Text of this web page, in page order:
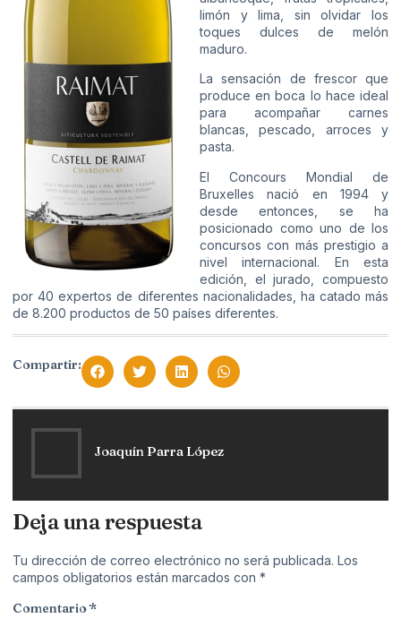
limón y lima, sin olvidar los
toques dulces de melón
maduro.
La sensación de frescor que
produce en boca lo hace ideal
para acompañar carnes
blancas, pescado, arroces y
pasta.
El Concours Mondial de
Bruxelles nació en 1994 y
desde entonces, se ha
posicionado como uno de los
concursos con más prestigio a
nivel internacional. En esta
edición, el jurado, compuesto
por 40 expertos de diferentes nacionalidades, ha catado más
de 8.200 productos de 50 países diferentes.
Compartir:
Joaquín Parra López
Deja una respuesta
Tu dirección de correo electrónico no será publicada. Los
campos obligatorios están marcados con *
Comentario*